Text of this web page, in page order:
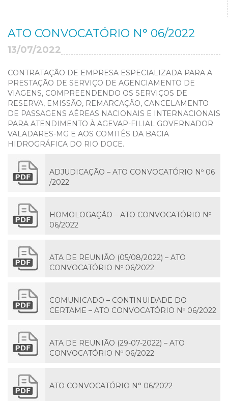
ATO CONVOCATÓRIO N° 06/2022
13/07/2022
CONTRATAÇÃO DE EMPRESA ESPECIALIZADA PARA A
PRESTAÇÃO DE SERVIÇO DE AGENCIAMENTO DE
VIAGENS, COMPREENDENDO OS SERVIÇOS DE
RESERVA, EMISSÃO, REMARCAÇÃO, CANCELAMENTO
DE PASSAGENS AÉREAS NACIONAIS E INTERNACIONAIS
PARA ATENDIMENTO À AGEVAP-FILIAL GOVERNADOR
VALADARES-MG E AOS COMITÊS DA BACIA
HIDROGRÁFICA DO RIO DOCE.
ADJUDICAÇÃO – ATO CONVOCATÓRIO Nº 06
/2022
HOMOLOGAÇÃO – ATO CONVOCATÓRIO Nº
06/2022
ATA DE REUNIÃO (05/08/2022) – ATO
CONVOCATÓRIO Nº 06/2022
COMUNICADO – CONTINUIDADE DO
CERTAME – ATO CONVOCATÓRIO Nº 06/2022
ATA DE REUNIÃO (29-07-2022) – ATO
CONVOCATÓRIO Nº 06/2022
ATO CONVOCATÓRIO N° 06/2022